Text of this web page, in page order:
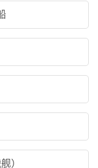
）